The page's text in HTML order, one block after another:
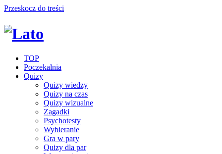
Przeskocz do treści
TOP
Poczekalnia
Quizy
Quizy wiedzy
Quizy na czas
Quizy wizualne
Zagadki
Psychotesty
Wybieranie
Gra w pary
Quizy dla par